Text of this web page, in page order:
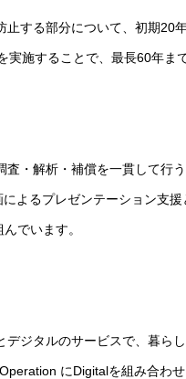
する部分について、初期20
実施することで、最長60年ま
・解析・補償を一貫して行
よるプレゼンテーション支
でいます。
デジタルのサービスで、暮ら
にDigitalを組み合わ